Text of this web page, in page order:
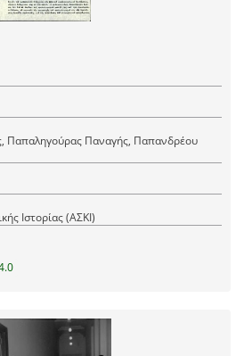
Παπαληγούρας Παναγής, Παπανδρέου
Ιστορίας (ΑΣΚΙ)